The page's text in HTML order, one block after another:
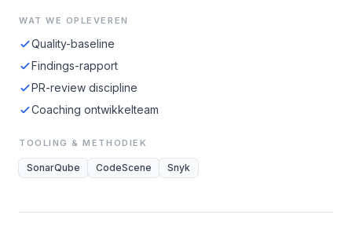
WAT WE OPLEVEREN
Quality-baseline
Findings-rapport
PR-review discipline
Coaching ontwikkelteam
TOOLING & METHODIEK
SonarQube CodeScene Snyk